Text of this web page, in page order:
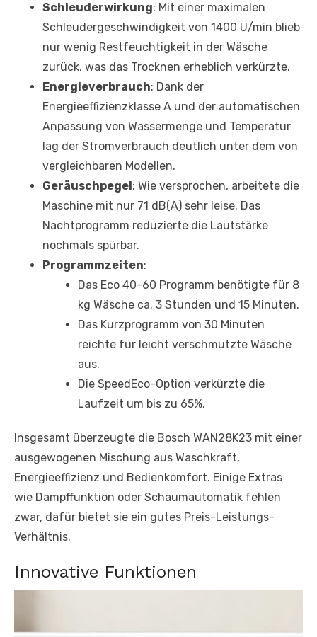
Schleuderwirkung: Mit einer maximalen
Schleudergeschwindigkeit von 1400 U/min blieb
nur wenig Restfeuchtigkeit in der Wäsche
zurück, was das Trocknen erheblich verkürzte.
Energieverbrauch: Dank der
Energieeffizienzklasse A und der automatischen
Anpassung von Wassermenge und Temperatur
lag der Stromverbrauch deutlich unter dem von
vergleichbaren Modellen.
Geräuschpegel: Wie versprochen, arbeitete die
Maschine mit nur 71 dB(A) sehr leise. Das
Nachtprogramm reduzierte die Lautstärke
nochmals spürbar.
Programmzeiten:
Das Eco 40-60 Programm benötigte für 8
kg Wäsche ca. 3 Stunden und 15 Minuten.
Das Kurzprogramm von 30 Minuten
reichte für leicht verschmutzte Wäsche
aus.
Die SpeedEco-Option verkürzte die
Laufzeit um bis zu 65%.
Insgesamt überzeugte die Bosch WAN28K23 mit einer
ausgewogenen Mischung aus Waschkraft,
Energieeffizienz und Bedienkomfort. Einige Extras
wie Dampffunktion oder Schaumautomatik fehlen
zwar, dafür bietet sie ein gutes Preis-Leistungs-
Verhältnis.
Innovative Funktionen